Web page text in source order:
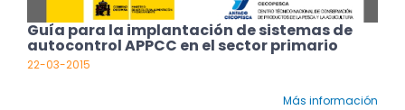
Guía para la implantación de sistemas de
autocontrol APPCC en el sector primario
22-03-2015
Más información